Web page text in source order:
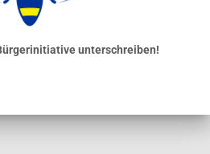
unterschreiben!